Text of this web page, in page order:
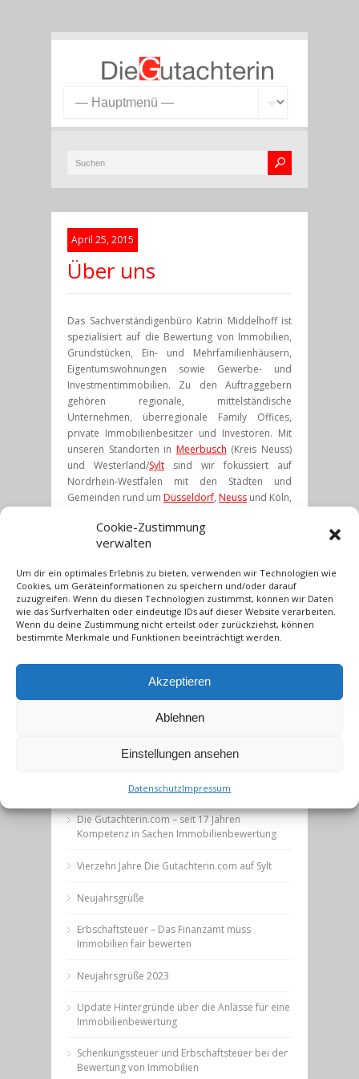
Cookie-Zustimmung
verwalten
Um dir ein optimales Erlebnis zu bieten, verwenden wir Technologien wie
Cookies, um Geräteinformationen zu speichern und/oder darauf
zuzugreifen. Wenn du diesen Technologien zustimmst, können wir Daten
wie das Surfverhalten oder eindeutige IDs auf dieser Website verarbeiten.
Wenn du deine Zustimmung nicht erteilst oder zurückziehst, können
bestimmte Merkmale und Funktionen beeinträchtigt werden.
Akzeptieren
Ablehnen
Einstellungen ansehen
DatenschutzImpressum
April 25, 2015
Über uns
Das Sachverständigenbüro Katrin Middelhoff ist
spezialisiert auf die Bewertung von Immobilien,
Grundstücken, Ein- und Mehrfamilienhäusern,
Eigentumswohnungen sowie Gewerbe- und
Investmentimmobilien. Zu den Auftraggebern
gehören regionale, mittelständische
Unternehmen, überregionale Family Offices,
private Immobilienbesitzer und Investoren. Mit
unseren Standorten in Meerbusch (Kreis Neuss)
und Westerland/Sylt sind wir fokussiert auf
Nordrhein-Westfalen mit den Städten und
Gemeinden rund um Düsseldorf, Neuss und Köln,
Unser Dienstleistungsangebot umfasst die
Verkehrswertgutachten,Marktwertermittlungen,
auf Wunsch individuellenBewertungsservice .
Profitieren Sie von einer unabhängigen und
kompetenten Leistung für die verschiedenen
Immobilienverkaufsowie steuerlich relevanten
Anlässen wie Erbschaft,
Die Gutachterin.com – seit 17 Jahren
Kompetenz in Sachen Immobilienbewertung
Vierzehn Jahre Die Gutachterin.com auf Sylt
Neujahrsgrüße
Erbschaftsteuer – Das Finanzamt muss
Immobilien fair bewerten
Neujahrsgrüße 2023
Update Hintergründe über die Anlässe für eine
Immobilienbewertung
Schenkungssteuer und Erbschaftsteuer bei der
Bewertung von Immobilien